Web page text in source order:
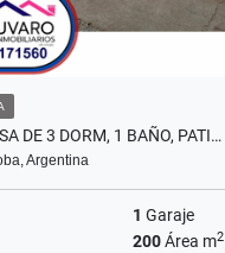
DE 3 DORM, 1 BAÑO, PATI…
Argentina
1 Garaje
200Área m2